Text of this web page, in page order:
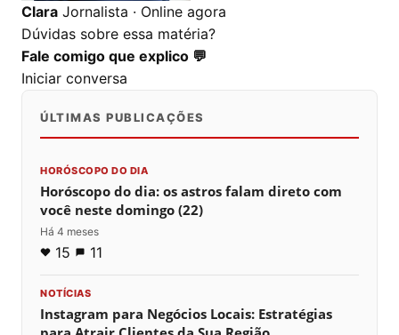
Clara Jornalista · Online agora
Dúvidas sobre essa matéria?
Fale comigo que explico 💬
Iniciar conversa
ÚLTIMAS PUBLICAÇÕES
HORÓSCOPO DO DIA
Horóscopo do dia: os astros falam direto com
você neste domingo (22)
Há 4 meses
15 11
NOTÍCIAS
Instagram para Negócios Locais: Estratégias